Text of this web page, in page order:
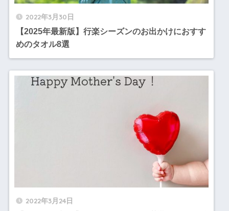
2022年3月30日
【2025年最新版】行楽シーズンのお出かけにおすす
めのタオル8選
2022年3月24日